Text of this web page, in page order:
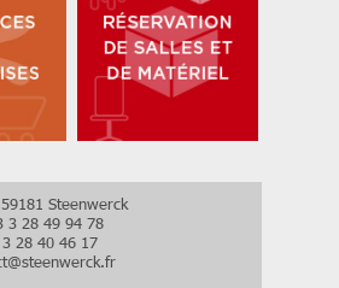
Steenwerck
3 28 49 94 78
28 40 46 17
@steenwerck.fr